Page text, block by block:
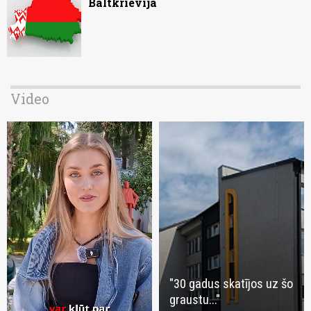
Video
"30 gadus skatījos uz šo
graustu..."